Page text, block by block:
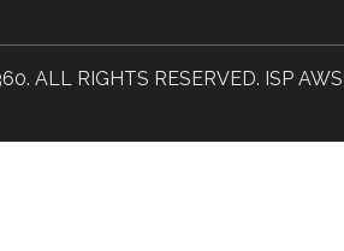
ALL RIGHTS RESERVED. ISP AWS